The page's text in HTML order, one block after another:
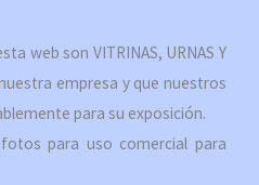
web son VITRINAS, URNAS Y
empresa y que nuestros
para su exposición.
para uso comercial para